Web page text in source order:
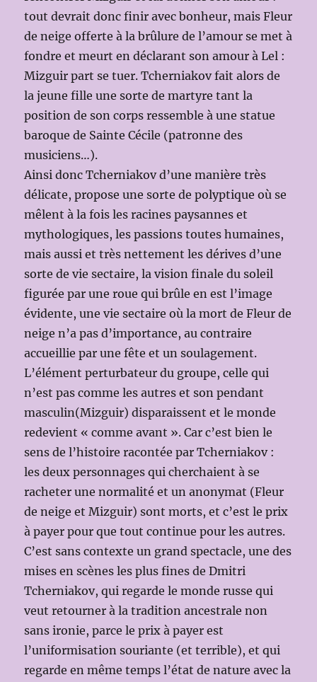
tout devrait donc finir avec bonheur, mais Fleur
de neige offerte à la brûlure de l’amour se met à
fondre et meurt en déclarant son amour à Lel :
Mizguir part se tuer. Tcherniakov fait alors de
la jeune fille une sorte de martyre tant la
position de son corps ressemble à une statue
baroque de Sainte Cécile (patronne des
musiciens…).
Ainsi donc Tcherniakov d’une manière très
délicate, propose une sorte de polyptique où se
mêlent à la fois les racines paysannes et
mythologiques, les passions toutes humaines,
mais aussi et très nettement les dérives d’une
sorte de vie sectaire, la vision finale du soleil
figurée par une roue qui brûle en est l’image
évidente, une vie sectaire où la mort de Fleur de
neige n’a pas d’importance, au contraire
accueillie par une fête et un soulagement.
L’élément perturbateur du groupe, celle qui
n’est pas comme les autres et son pendant
masculin(Mizguir) disparaissent et le monde
redevient « comme avant ». Car c’est bien le
sens de l’histoire racontée par Tcherniakov :
les deux personnages qui cherchaient à se
racheter une normalité et un anonymat (Fleur
de neige et Mizguir) sont morts, et c’est le prix
à payer pour que tout continue pour les autres.
C’est sans contexte un grand spectacle, une des
mises en scènes les plus fines de Dmitri
Tcherniakov, qui regarde le monde russe qui
veut retourner à la tradition ancestrale non
sans ironie, parce le prix à payer est
l’uniformisation souriante (et terrible), et qui
regarde en même temps l’état de nature avec la